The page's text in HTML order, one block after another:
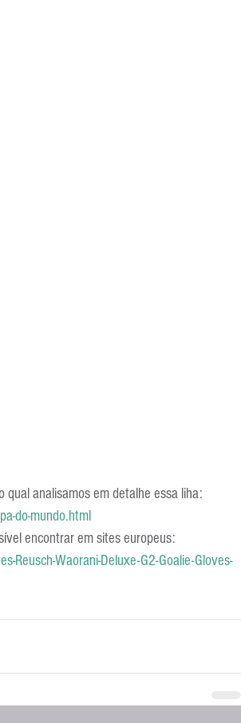
analisamos em detalhe essa liha:
do-mundo.html
encontrar em sites europeus:
Reusch-Waorani-Deluxe-G2-Goalie-Gloves-